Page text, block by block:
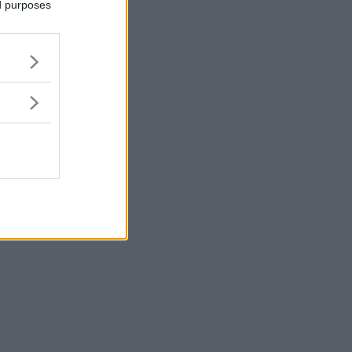
purposes